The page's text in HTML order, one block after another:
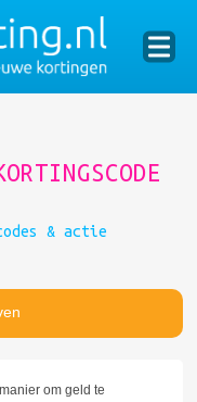
& actie
om geld te